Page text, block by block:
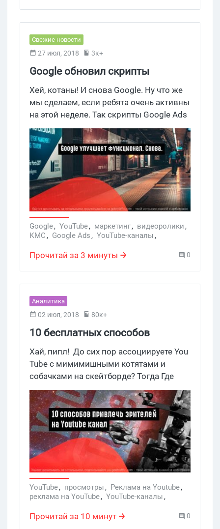
Свежие новости
27 июл, 2018 3к+
Google обновил скрипты
Хей, котаны! И снова Google. Ну что же
мы сделаем, если ребята очень активны
на этой неделе. Так скрипты Google Ads
начали поддерживать проекты и
эксперименты. Плюс компания меняет
способ размещения ссылок на YouTube
при таргетинге на каналы и ролики. Но
давайте обо всем по порядку.
Google, YouTube, маркетинг, видеоролики,
КМС, Google Ads, YouTube-каналы,
Прочитай за 3 минуты 0
Аналитика
02 июл, 2018 80к+
10 бесплатных способов
получить больше просмотров на
YouTube
Хай, пипл! До сих пор ассоциируете You
Tube с мимимишными котятами и
собачками на скейтборде? Тогда Где
Трафик спешит на помощь и
рассказывает как использовать
крупнейший видеохостинг в благих
(читайте деловых) целях.
YouTube, просмотры, Реклама на Youtube,
реклама на YouTube, YouTube-каналы,
раскрутка на YouTube
Прочитай за 10 минут 0